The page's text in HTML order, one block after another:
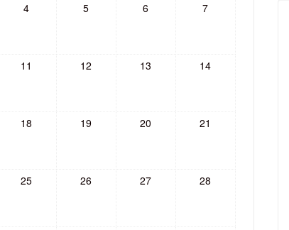
4 5 6 7
11 12 13 14
18 19 20 21
25 26 27 28